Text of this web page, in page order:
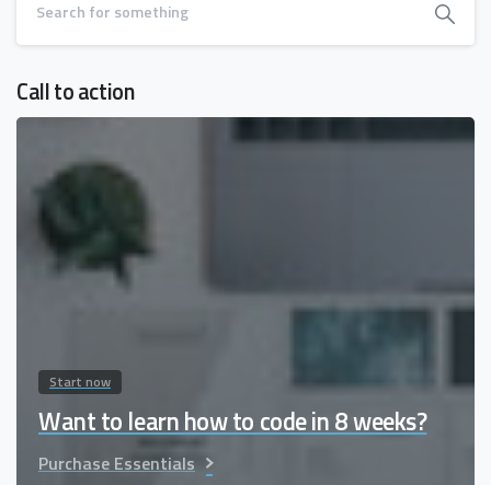
Call to action
Start now
Want to learn how to code in 8 weeks?
Purchase Essentials